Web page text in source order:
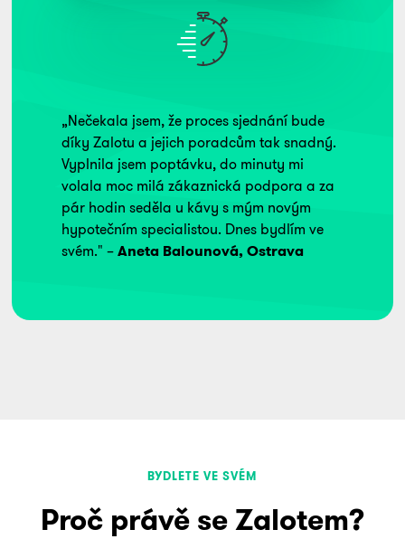
„Nečekala jsem, že proces sjednání bude
díky Zalotu a jejich poradcům tak snadný.
Vyplnila jsem poptávku, do minuty mi
volala moc milá zákaznická podpora a za
pár hodin seděla u kávy s mým novým
hypotečním specialistou. Dnes bydlím ve
svém." – Aneta Balounová, Ostrava
BYDLETE VE SVÉM
Proč právě se Zalotem?